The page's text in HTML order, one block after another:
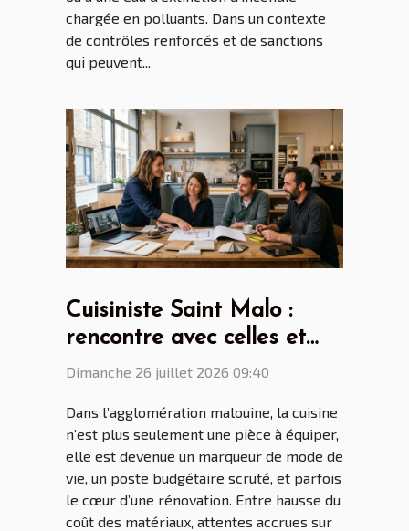
chargée en polluants. Dans un contexte
de contrôles renforcés et de sanctions
qui peuvent...
Cuisiniste Saint Malo :
rencontre avec celles et
ceux qui transforment nos
Dimanche 26 juillet 2026 09:40
Dans l’agglomération malouine, la cuisine
n’est plus seulement une pièce à équiper,
elle est devenue un marqueur de mode de
vie, un poste budgétaire scruté, et parfois
le cœur d’une rénovation. Entre hausse du
coût des matériaux, attentes accrues sur